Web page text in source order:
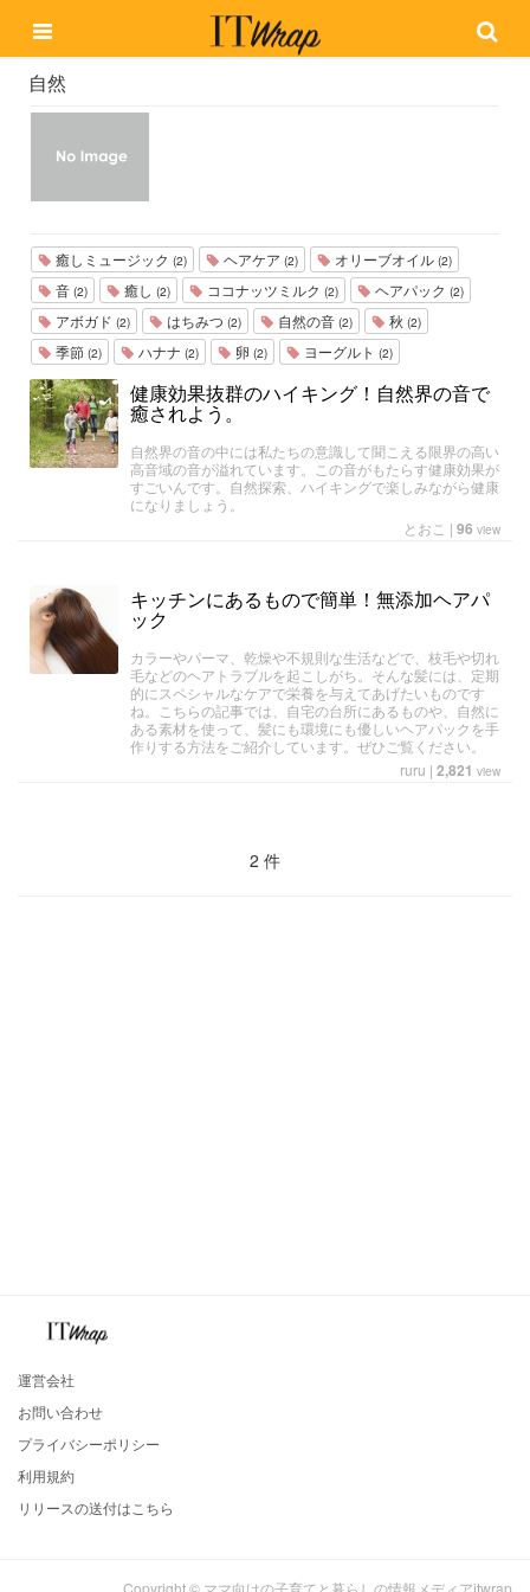
自然
癒しミュージック (2) ヘアケア (2) オリーブオイル (2)
音 (2) 癒し (2) ココナッツミルク (2) ヘアパック (2)
アボガド (2) はちみつ (2) 自然の音 (2) 秋 (2)
季節 (2) ハナナ (2) 卵 (2) ヨーグルト (2)
健康効果抜群のハイキング！自然界の音で
癒されよう。
自然界の音の中には私たちの意識して聞こえる限界の高い
高音域の音が溢れています。この音がもたらす健康効果が
すごいんです。自然探索、ハイキングで楽しみながら健康
になりましょう。
とおこ | 96 view
キッチンにあるもので簡単！無添加ヘアパ
ック
カラーやパーマ、乾燥や不規則な生活などで、枝毛や切れ
毛などのヘアトラブルを起こしがち。そんな髪には、定期
的にスペシャルなケアで栄養を与えてあげたいものです
ね。こちらの記事では、自宅の台所にあるものや、自然に
ある素材を使って、髪にも環境にも優しいヘアパックを手
作りする方法をご紹介しています。ぜひご覧ください。
ruru | 2,821 view
2 件
運営会社
お問い合わせ
プライバシーポリシー
利用規約
リリースの送付はこちら
Copyright © ママ向けの子育てと暮らしの情報メディアitwrap